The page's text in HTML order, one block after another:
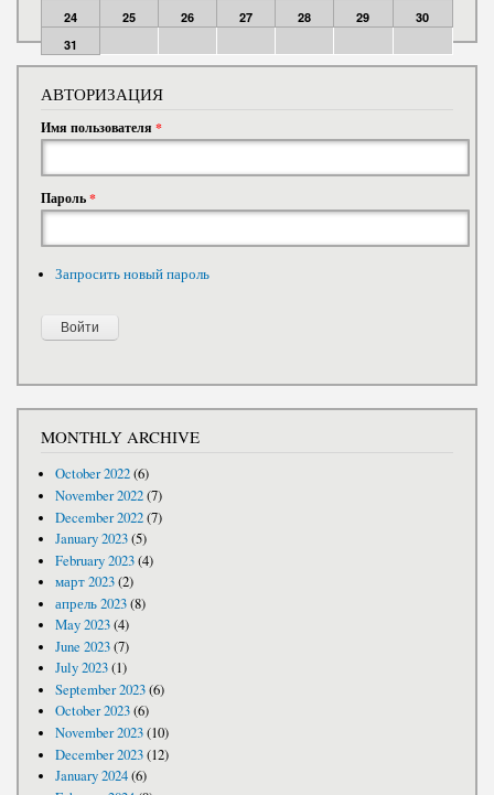
24
25 26 27 28 29
30
31
АВТОРИЗАЦИЯ
Имя пользователя *
Пароль*
Запросить новый пароль
MONTHLY ARCHIVE
October 2022(6)
November 2022(7)
December 2022(7)
January 2023(5)
February 2023(4)
март 2023(2)
апрель 2023(8)
May 2023(4)
June 2023(7)
July 2023(1)
September 2023(6)
October 2023(6)
November 2023(10)
December 2023(12)
January 2024(6)